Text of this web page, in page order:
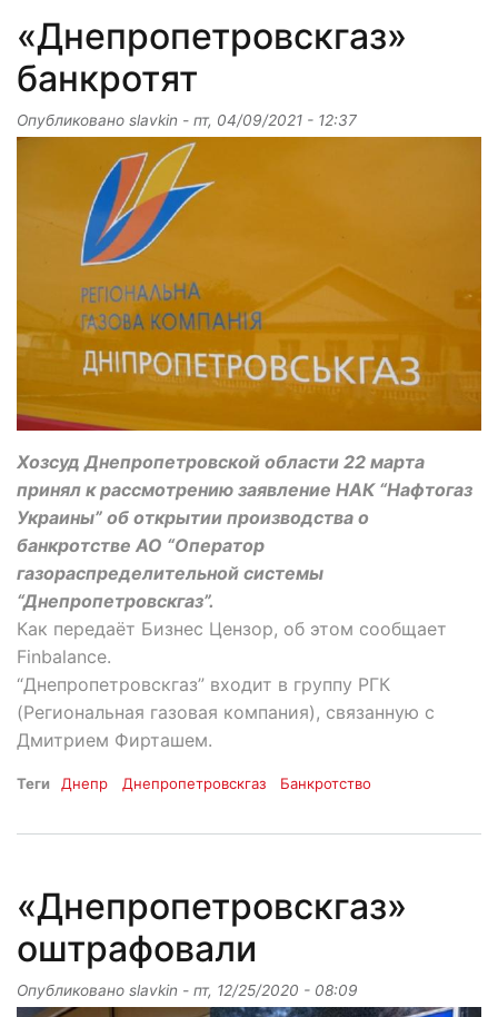
«Днепропетровскгаз»
банкротят
Опубликовано slavkin - пт, 04/09/2021 - 12:37
Хозсуд Днепропетровской области 22 марта
принял к рассмотрению заявление НАК “Нафтогаз
Украины” об открытии производства о
банкротстве АО “Оператор
газораспределительной системы
“Днепропетровскгаз”.
Как передаёт Бизнес Цензор, об этом сообщает
Finbalance.
“Днепропетровскгаз” входит в группу РГК
(Региональная газовая компания), связанную с
Дмитрием Фирташем.
Теги Днепр Днепропетровскгаз Банкротство
«Днепропетровскгаз»
оштрафовали
Опубликовано slavkin - пт, 12/25/2020 - 08:09